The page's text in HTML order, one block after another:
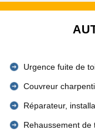
Urgence fuite de
Couvreur
Réparateur,
Rehaussement de